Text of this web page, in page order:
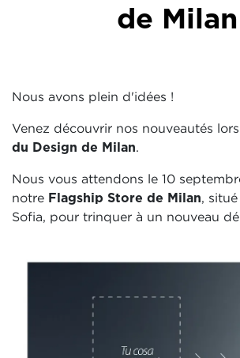
de Milan
Nous avons plein d'idées !
Venez découvrir nos nouveautés
du Design de Milan.
Nous vous attendons le 10
notre Flagship Store de Milan,
Sofia, pour trinquer à un nouveau